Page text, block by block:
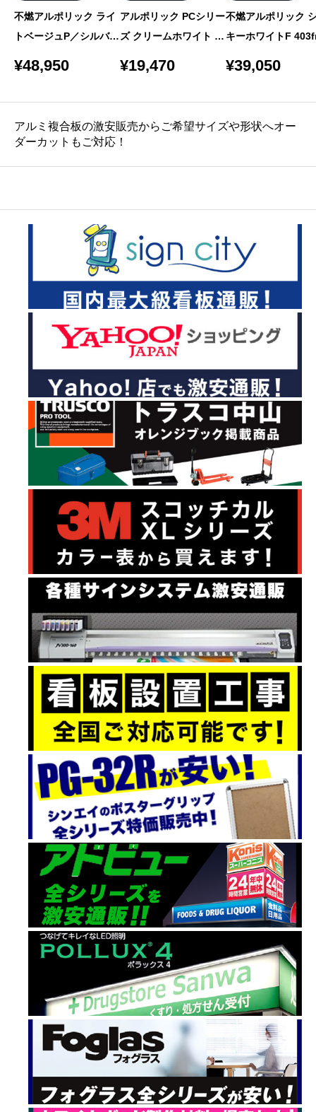
不燃アルポリック ライ
トベージュP／シルバー
×2440 バラ
¥48,950
アルポリック PCシリー
ズ クリームホワイト 21
¥19,470
不燃アルポリック
キーホワイトF
¥39,050
アルミ複合板の激安販売からご希望サイズや形状へオー
ダーカットもご対応！